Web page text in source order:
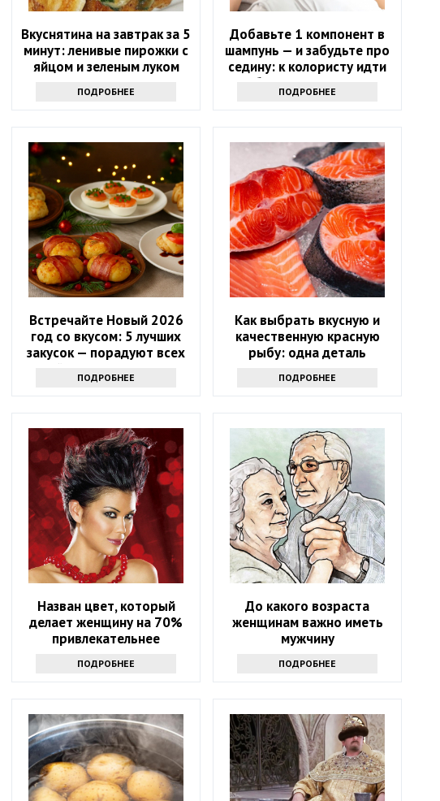
Вкуснятина на завтрак за 5
минут: ленивые пирожки с
яйцом и зеленым луком
ПОДРОБНЕЕ
Добавьте 1 компонент в
шампунь — и забудьте про
седину: к колористу идти
больше не нужно
ПОДРОБНЕЕ
Встречайте Новый 2026
год со вкусом: 5 лучших
закусок — порадуют всех
гостей и Огненную Лошадь
ПОДРОБНЕЕ
Как выбрать вкусную и
качественную красную
рыбу: одна деталь
ПОДРОБНЕЕ
Назван цвет, который
делает женщину на 70%
привлекательнее
ПОДРОБНЕЕ
До какого возраста
женщинам важно иметь
мужчину
ПОДРОБНЕЕ